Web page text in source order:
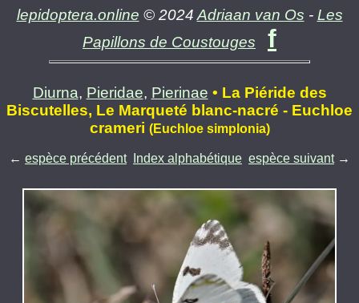
lepidoptera.online © 2024 Adriaan van Os - Les
Papillons de Coustouges
f
Diurna, Pieridae, Pierinae • La Piéride des
Biscutelles, Le Marqueté blanc-nacré - Euchloe
crameri (Euchloe simplonia)
← espèce précédent Index alphabétique espèce suivant→